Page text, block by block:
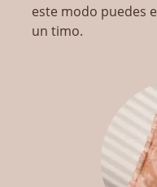
este modo puedes
un timo.